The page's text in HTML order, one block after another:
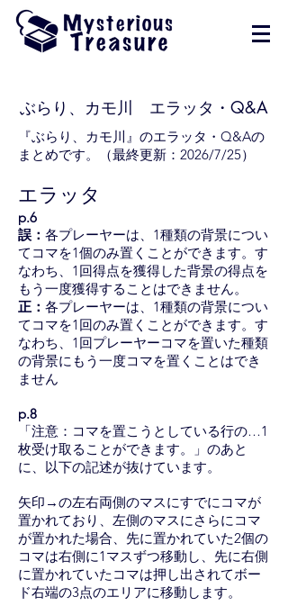
ぶらり、カモ川 エラッタ・Q&A
『ぶらり、カモ川』のエラッタ・Q&Aの
まとめです。（最終更新：2026/7/25）​
エラッタ
p.6
誤： 各プレーヤーは、1種類の背景につい
てコマを1個のみ置くことができます。す
なわち、1回得点を獲得した背景の得点を
もう一度獲得することはできません。
正： 各プレーヤーは、1種類の背景につい
てコマを1回のみ置くことができます。す
なわち、1回プレーヤーコマを置いた種類
の背景にもう一度コマを置くことはでき
ません
p.8
「注意：コマを置こうとしている行の…1
枚受け取ることができます。」のあと
に、以下の記述が抜けています。
​矢印→の左右両側のマスにすでにコマが
置かれており、左側のマスにさらにコマ
が置かれた場合、先に置かれていた2個の
コマは右側に1マスずつ移動し、先に右側
に置かれていたコマは押し出されてボー
ド右端の3点のエリアに移動します。